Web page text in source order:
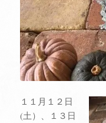
１１月１２日
(土）、１３日